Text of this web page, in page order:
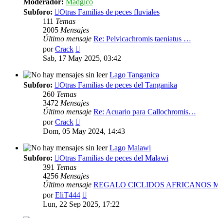
Moderador: Mádgico
Subforo:
Otras Familias de peces fluviales
111 Temas
2005 Mensajes
Último mensaje Re: Pelvicachromis taeniatus …
porCrack
último
mensaje
Sab, 17 May 2025, 03:42
Lago Tanganica
Subforo:
Otras Familias de peces del Tanganika
260 Temas
3472 Mensajes
Último mensaje Re: Acuario para Callochromis…
porCrack
último
mensaje
Dom, 05 May 2024, 14:43
Lago Malawi
Subforo:
Otras Familias de peces del Malawi
391 Temas
4256 Mensajes
Último mensaje REGALO CICLIDOS AFRICANOS
porEliT444
último
Lun, 22 Sep 2025, 17:22